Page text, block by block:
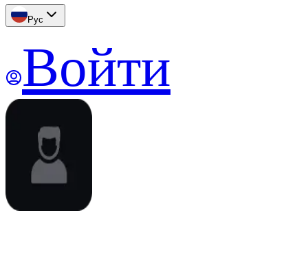
Рус
Войти